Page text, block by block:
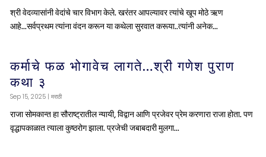
श्री वेदव्यासांनी वेदांचे चार विभाग केले. खरंतर आपल्यावर त्यांचे खूप मोठे ऋण
आहे...सर्वप्रथम त्यांना वंदन करून या कथेला सुरवात करूया..त्यांनी अनेक...
कर्माचे फळ भोगावेच लागते…श्री गणेश पुराण
कथा ३
Sep 15, 2025| मराठी
राजा सोमकान्त हा सौराष्ट्रातील न्यायी, विद्वान आणि प्रजेवर प्रेम करणारा राजा होता. पण
वृद्धापकाळात त्याला कुष्ठरोग झाला. प्रजेची जबाबदारी मुलगा...